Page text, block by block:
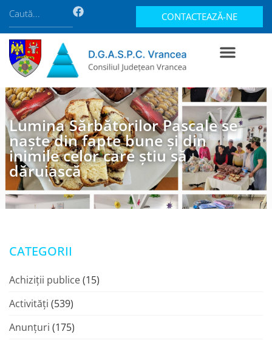
CONTACTEAZĂ-NE
Lumina Sărbătorilor Pascale se
naște din fapte bune și din
inimile celor care știu să
dăruiască
CATEGORII
Achiziții publice(15)
Activități (539)
Anunțuri (175)